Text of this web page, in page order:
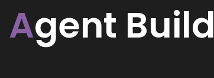
Agent